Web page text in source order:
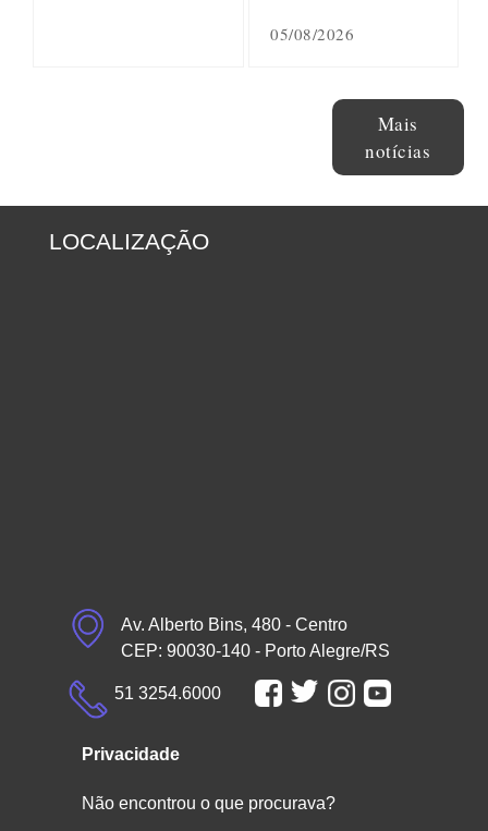
05/08/2026
Mais
notícias
LOCALIZAÇÃO
Av. Alberto Bins, 480 - Centro
CEP: 90030-140 - Porto Alegre/RS
51 3254.6000
Privacidade
Não encontrou o que procurava?